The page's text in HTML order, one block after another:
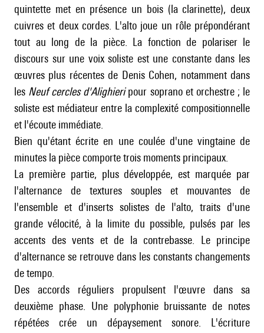
quintette met en présence un bois (la clarinette), deux
cuivres et deux cordes. L'alto joue un rôle prépondérant
tout au long de la pièce. La fonction de polariser le
discours sur une voix soliste est une constante dans les
œuvres plus récentes de Denis Cohen, notamment dans
les Neuf cercles d'Alighieripour soprano et orchestre ; le
soliste est médiateur entre la complexité compositionnelle
et l'écoute immédiate.
Bien qu'étant écrite en une coulée d'une vingtaine de
minutes la pièce comporte trois moments principaux.
La première partie, plus développée, est marquée par
l'alternance de textures souples et mouvantes de
l'ensemble et d'inserts solistes de l'alto, traits d'une
grande vélocité, à la limite du possible, pulsés par les
accents des vents et de la contrebasse. Le principe
d'alternance se retrouve dans les constants changements
de tempo.
Des accords réguliers propulsent l'œuvre dans sa
deuxième phase. Une polyphonie bruissante de notes
répétées crée un dépaysement sonore. L'écriture